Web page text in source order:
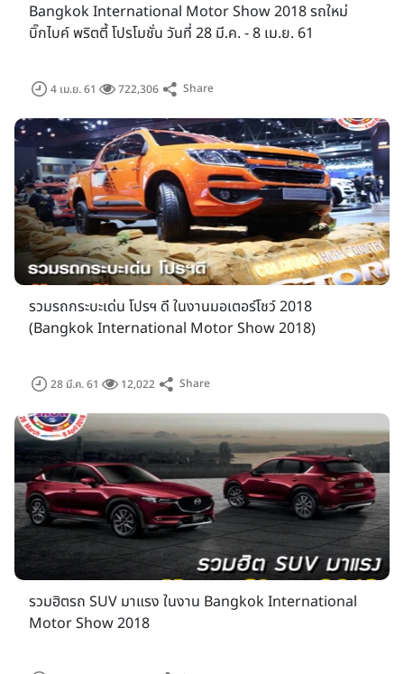
แนวคิด : ปฎิวัติทุกการเคลื่อนไหว (Revolution in Motion)
ภายใต้คอนเซปต์"ปฎิวัติทุกการเคลื่อนไหว"หรือ"Revolution
in Motion"ความก้าวหน้าและการพัฒนาทางเทคโนโลยียานยนต์
ส่งผลให้ยนตรกรรมเป็นมากกว่ายานพาหนะ กว่า 130 ปี ที่
ปลอดภัย ประสิทธิภาพ สมรรถนะและความสะดวกสบายในการใช้
งานของยานยนต์ในยุคปัจจุบัน จนปฎิเสธไม่ได้ว่า นวัตกรรมเหล่านั้น
ได้มีบทบาทที่สำคัญต่อการใช้ชีวิตของมนุษย์ในชีวิตประจำวัน ตอบ
สนองความต้องการของมนุษย์ทุกการเคลื่อนไหว ขับเคลื่อนสู่ความ
เป็นผู้นำโลกแห่งยนตกรรม งานบางกอก อินเตอร์เนชั่นแนล
มอเตอร์โชว์ ครั้งที่ 39 พร้อมตอบรับการปฎิวัติทุกการเคลื่อนไหว
Bangkok International Motor Show 2018 รถใหม่
บิ๊กไบค์ พริตตี้ โปรโมชั่น วันที่ 28 มี.ค. - 8 เม.ย. 61
4 เม.ย. 61 722,306 Share
รวมรถกระบะเด่น โปรฯ ดี ในงานมอเตอร์โชว์ 2018
(Bangkok International Motor Show 2018)
28 มี.ค. 61 12,022 Share
รวมฮิตรถ SUV มาแรง ในงาน Bangkok International
Motor Show 2018